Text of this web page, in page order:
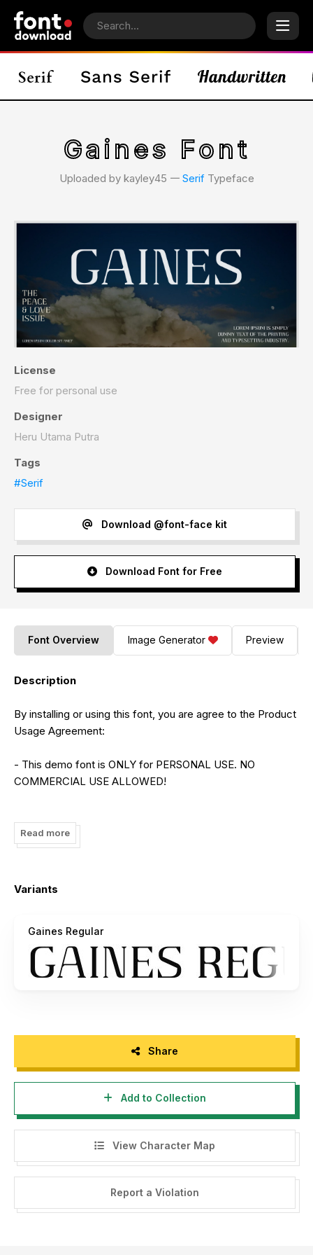
Gaines Font
Uploaded by kayley45 𑁋 SerifTypeface
License
Free for personal use
Designer
Heru Utama Putra
Tags
#Serif
Download @font-face kit
Download Font for Free
Font Overview Image Generator Preview
Description
By installing or using this font, you are agree to the Product
Usage Agreement:
- This demo font is ONLY for PERSONAL USE. NO
COMMERCIAL USE ALLOWED!
license:
https://letterena.com/product/gaines-2/
- For Corporate use you have to purchase Corporate
- If you need a custom license please contact us at
storytypestudio@gmail.com
Please visit our store for more amazing fonts :
INDONESIA:
Dengan meng-install font ini, dan membaca persyaratan ini,
anda dianggap mengerti dan menyetujui semua syarat dan
Read more
Variants
Gaines Regular
Share
Add to Collection
View Character Map
Report a Violation